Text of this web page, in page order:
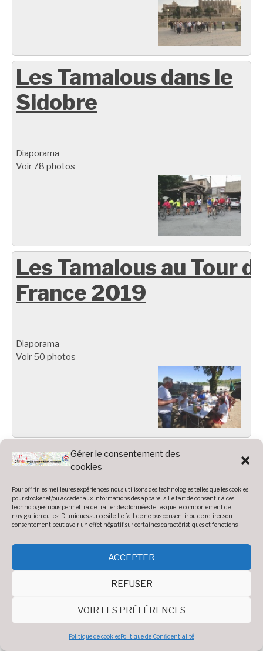
Gérer le consentement des
cookies
Pour offrir les meilleures expériences, nous utilisons des technologies telles que les cookies
pour stocker et/ou accéder aux informations des appareils. Le fait de consentir à ces
technologies nous permettra de traiter des données telles que le comportement de
navigation ou les ID uniques sur ce site. Le fait de ne pas consentir ou de retirer son
consentement peut avoir un effet négatif sur certaines caractéristiques et fonctions.
ACCEPTER
REFUSER
VOIR LES PRÉFÉRENCES
Politique de cookiesPolitique de Confidentialité
Les Tamalous dans le
Sidobre
Diaporama
Voir 78 photos
Les Tamalous au Tour
France 2019
Diaporama
Voir 50 photos
Le Tour de France 2019
Diaporama
Voir 16 photos
Montagnarde de Brive
La Ballade Corrézienne, très belle organisation et très belle